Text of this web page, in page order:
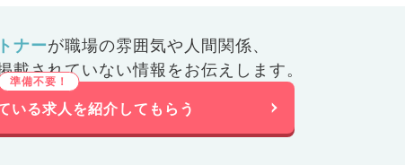
ナーが職場の雰囲気や人間関係、
載されていない情報をお伝えします。
いる求人を紹介してもらう